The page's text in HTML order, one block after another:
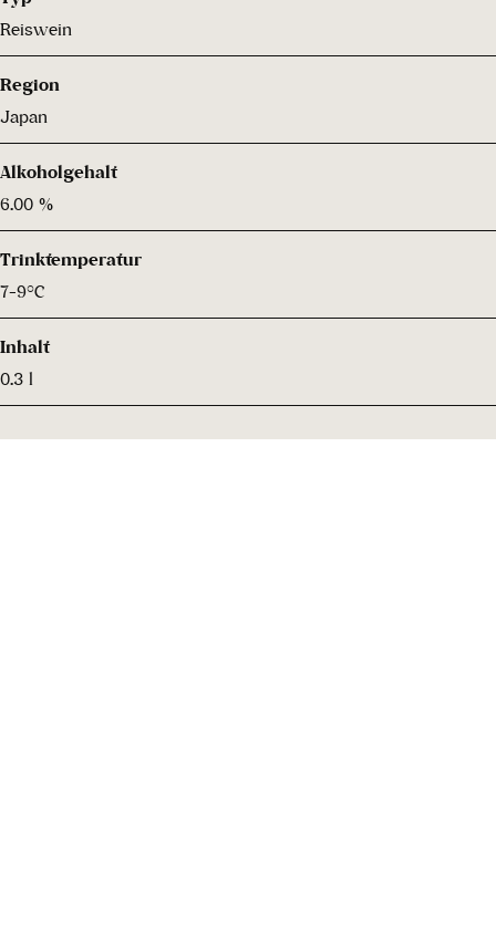
Reiswein
Region
Japan
Alkoholgehalt
6.00 %
Trinktemperatur
7-9°C
Inhalt
0.3 l